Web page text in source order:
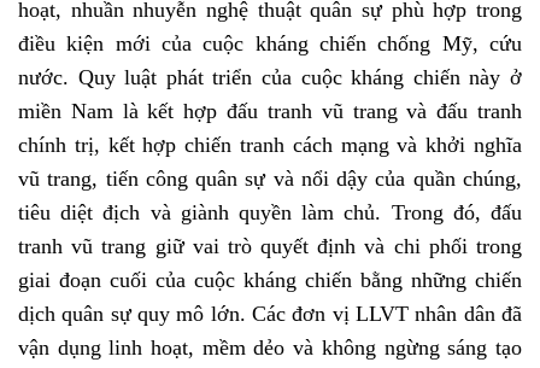
hoạt, nhuần nhuyễn nghệ thuật quân sự phù hợp trong
điều kiện mới của cuộc kháng chiến chống Mỹ, cứu
nước. Quy luật phát triển của cuộc kháng chiến này ở
miền Nam là kết hợp đấu tranh vũ trang và đấu tranh
chính trị, kết hợp chiến tranh cách mạng và khởi nghĩa
vũ trang, tiến công quân sự và nổi dậy của quần chúng,
tiêu diệt địch và giành quyền làm chủ. Trong đó, đấu
tranh vũ trang giữ vai trò quyết định và chi phối trong
giai đoạn cuối của cuộc kháng chiến bằng những chiến
dịch quân sự quy mô lớn. Các đơn vị LLVT nhân dân đã
vận dụng linh hoạt, mềm dẻo và không ngừng sáng tạo